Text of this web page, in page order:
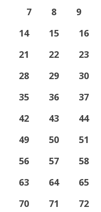
7
8 9
14
15 16
21
22 23
28
29 30
35
36 37
42
43 44
49
50 51
56
57 58
63
64 65
70
71 72